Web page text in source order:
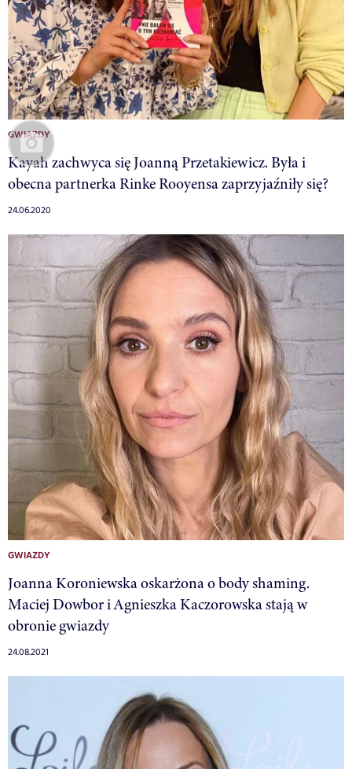
GWIAZDY
Kayah zachwyca się Joanną Przetakiewicz. Była i
obecna partnerka Rinke Rooyensa zaprzyjaźniły się?
24.06.2020
GWIAZDY
Joanna Koroniewska oskarżona o body shaming.
Maciej Dowbor i Agnieszka Kaczorowska stają w
obronie gwiazdy
24.08.2021